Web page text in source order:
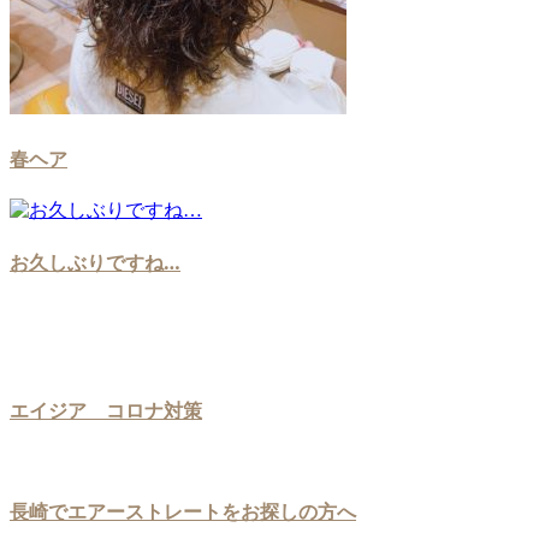
春ヘア
お久しぶりですね…
エイジア コロナ対策
長崎でエアーストレートをお探しの方へ